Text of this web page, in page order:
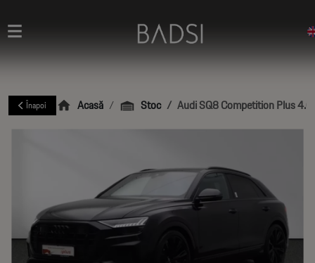
Înapoi Acasă Stoc Audi SQ8 Competition Plus